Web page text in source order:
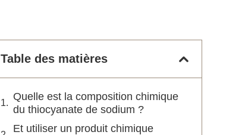
Table des matières
Quelle est la composition chimique
du thiocyanate de sodium ?
Et utiliser un produit chimique